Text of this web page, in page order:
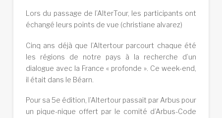
Lors du passage de l’AlterTour, les participants ont
échangé leurs points de vue (christiane alvarez)
Cinq ans déjà que l’Altertour parcourt chaque été
les régions de notre pays à la recherche d’un
dialogue avec la France « profonde ». Ce week-end,
il était dans le Béarn.
Pour sa 5e édition, l’Altertour passait par Arbus pour
un pique-nique offert par le comité d’Arbus-Code